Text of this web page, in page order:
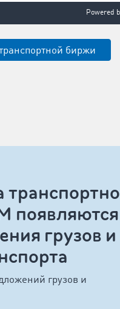
биржи
появляются
грузов и
грузов и